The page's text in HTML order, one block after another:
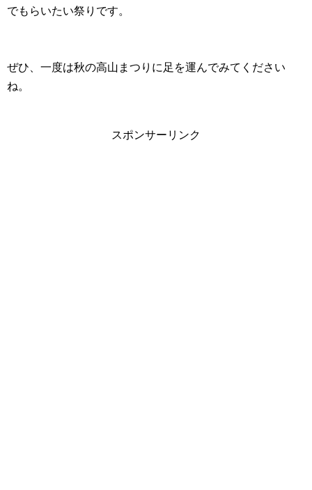
でもらいたい祭りです。
ぜひ、一度は秋の高山まつりに足を運んでみてください
ね。
スポンサーリンク